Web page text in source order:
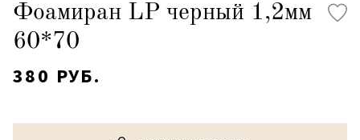
Фоамиран LP черный 1,2мм
60*70
380 РУБ.